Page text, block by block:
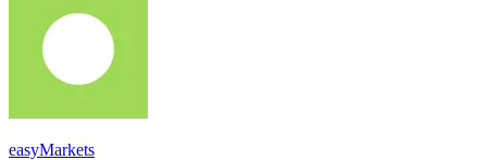
easyMarkets